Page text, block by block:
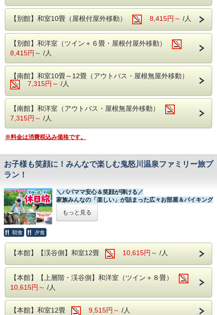
予告なしに販売終了になる場合がございます。
上記の内容を満たしてない場合は通常プランへの変更となり
ます。
あらかじめご了承下さい。
【食 事】
本プランは1泊2食付バイキングプランとなっております。
夕食時アルコール・ソフトドリンク飲み放題となっておりま
【温 泉】
冷え性・健康増進等に効果抜群の温泉となっております。
疲れた体を癒しお越し下さい♪
※乳幼児のお子様は男性・女性風呂にベビーバスをご用意し
【無料施設】
・貸切風呂
・卓球
・ビリヤード
承っております。
※電話ではお受けしておりません。
【別館】和室10畳（屋根付屋外移動） 8,415円～ /人
【別館】和洋室（ツイン＋６畳・屋根付屋外移動）
8,415円～ /人
【南館】和室10畳～12畳（アウトバス・屋根無屋外移動）
7,315円～ /人
【南館】和洋室（アウトバス・屋根無屋外移動）
7,315円～ /人
※料金は消費税込み価格です。
お子様も笑顔に！みんなで楽しむ鬼怒川温泉ファミリー旅プ
ラン！
＼パパママ安心＆笑顔が弾ける／
家族みんなの「楽しい」が詰まった広々お部屋＆バイキング
「子どもと一緒に温泉旅行に行きたいけれど、周りに気兼ね
せず楽しめるかな…？」
みんなでワイワイ過ごせる広々としたお部屋、大満足の食べ
で、家族旅行の思い出作りにぴったりな【おもてなし】をご
用意いたしました。
【広々お部屋】
ファミリーに嬉しい、定員数の大きいお部屋タイプをご用
もっと見る
朝食 夕食
【本館】【渓谷側】和室12畳 10,615円～ /人
【本館】【上層階・渓谷側】和洋室（ツイン＋８畳）
10,615円～ /人
【本館】和室12畳 9,515円～ /人